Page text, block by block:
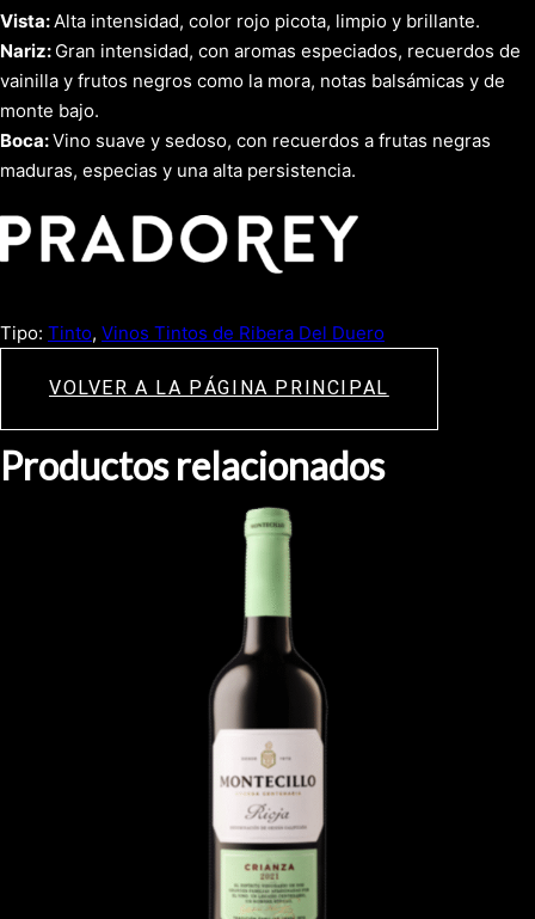
Vista:Alta intensidad, color rojo picota, limpio y brillante.
Nariz: Gran intensidad, con aromas especiados, recuerdos de
vainilla y frutos negros como la mora, notas balsámicas y de
monte bajo.
Boca:Vino suave y sedoso, con recuerdos a frutas negras
maduras, especias y una alta persistencia.
Tipo: Tinto, Vinos Tintos de Ribera Del Duero
VOLVER A LA PÁGINA PRINCIPAL
Productos relacionados